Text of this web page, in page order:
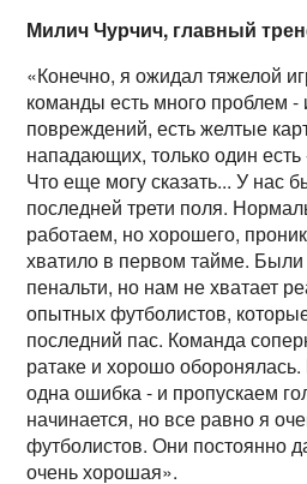
Милич Чурчич, главный
«Конечно, я ожидал тяжелой
команды есть много проблем -
повреждений, есть желтые
нападающих, только один
Что еще могу сказать... У нас
последней трети поля.
работаем, но хорошего,
хватило в первом тайме.
пенальти, но нам не хватает
опытных футболистов,
последний пас. Команда
ратаке и хорошо
одна ошибка - и пропускаем
начинается, но все равно я
футболистов. Они постоянно
очень хорошая».